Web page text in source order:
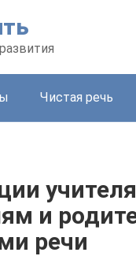
Чистая речь
и
речи